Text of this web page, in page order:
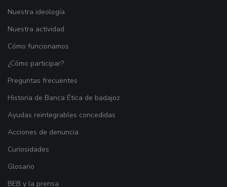
Nuestra ideología
Nuestra actividad
Cómo funcionamos
¿Cómo participar?
Preguntas frecuentes
Historia de Banca Ética de badajoz
Ayudas reintegrables concedidas
Acciones de denuncia
Curiosidades
Glosario
BEB y la prensa